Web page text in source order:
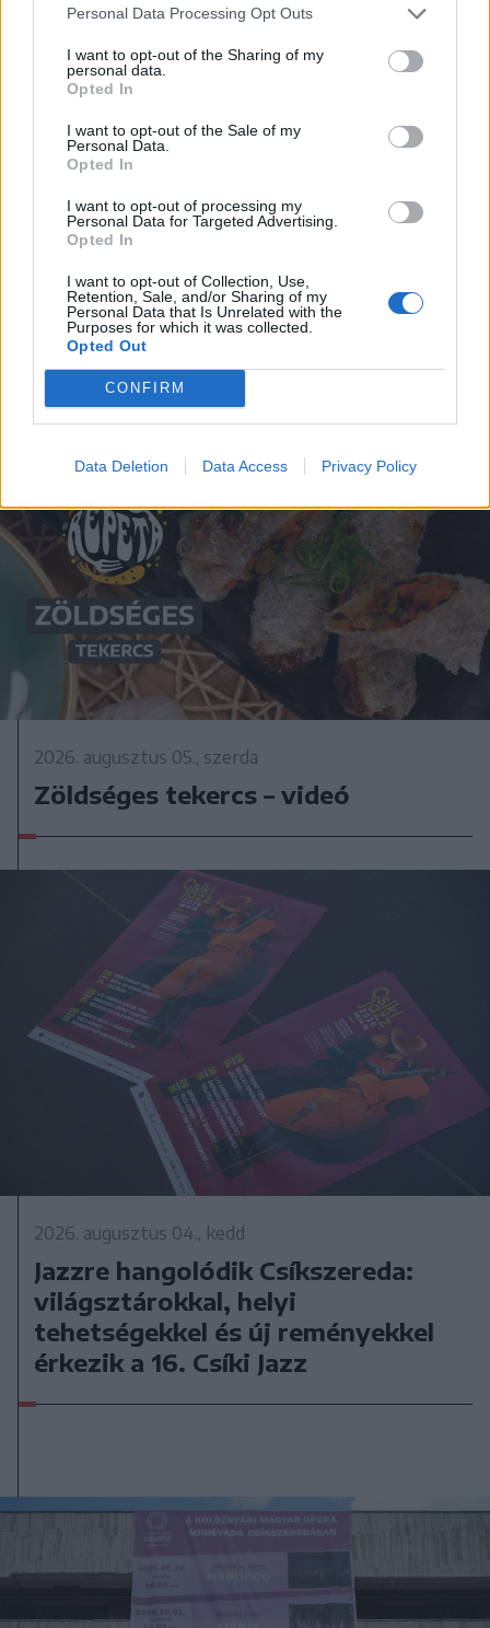
Personal Data Processing Opt Outs
I want to opt-out of the Sharing of my
personal data.
Opted In
I want to opt-out of the Sale of my
Personal Data.
Opted In
I want to opt-out of processing my
Personal Data for Targeted Advertising.
Opted In
I want to opt-out of Collection, Use,
Retention, Sale, and/or Sharing of my
Personal Data that Is Unrelated with the
Purposes for which it was collected.
Opted Out
CONFIRM
Data Deletion Data Access Privacy Policy
2026. augusztus 06., csütörtök
Jubileumi találkozó: Csíkszentkirály
látja vendégül a Szent István nevét
viselő településeket
2026. augusztus 05., szerda
Zöldséges tekercs – videó
2026. augusztus 04., kedd
Jazzre hangolódik Csíkszereda:
világsztárokkal, helyi
tehetségekkel és új reményekkel
érkezik a 16. Csíki Jazz